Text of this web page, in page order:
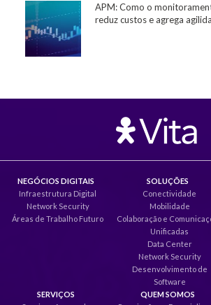
APM: Como o
reduz custos e agrega
NEGÓCIOS DIGITAIS
Infraestrutura Digital
Network Security
Áreas de Trabalho Futuro
SOLUÇÕES
Conectividade
Mobilidade
Colaboração e
Unificadas
Data Center
Network Security
Desenvolvimento de
Software
SERVIÇOS
QUEM SOMOS